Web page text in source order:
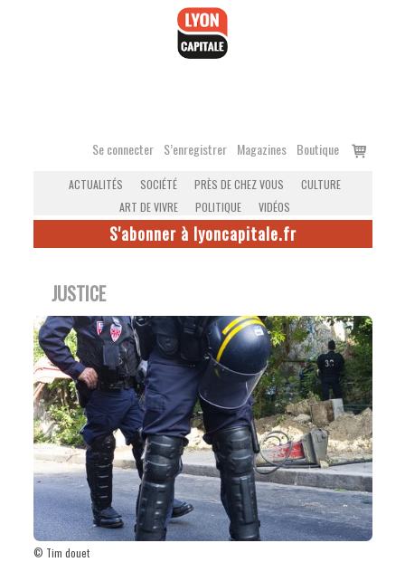
Se connecter S’enregistrer Magazines Boutique
Voir
ACTUALITÉS SOCIÉTÉ PRÈS DE CHEZ VOUS
CULTURE
ART DE VIVRE
POLITIQUE VIDÉOS
S'abonner à lyoncapitale.fr
JUSTICE
© Tim douet